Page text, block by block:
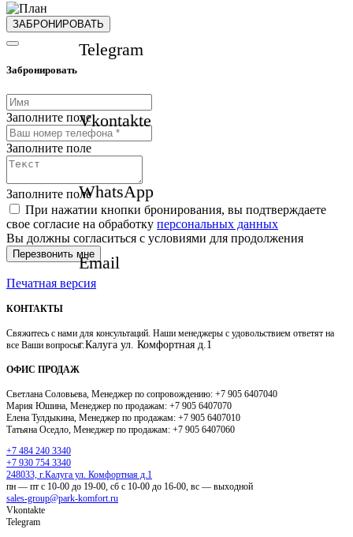
Telegram
Vkontakte
WhatsApp
Email
г.Калуга ул. Комфортная д.1
ЗАБРОНИРОВАТЬ
Забронировать
Заполните поле
Заполните поле
Заполните поле
При нажатии кнопки бронирования, вы подтверждаете
свое согласие на обработку персональных данных
Вы должны согласиться с условиями для продолжения
Перезвонить мне
Печатная версия
КОНТАКТЫ
Свяжитесь с нами для консультаций. Наши менеджеры с удовольствием ответят на
все Ваши вопросы
ОФИС ПРОДАЖ
Светлана Соловьева, Менеджер по сопровождению: +7 905 6407040
Мария Юшина, Менеджер по продажам: +7 905 6407070
Елена Тулдыкина, Менеджер по продажам: +7 905 6407010
Татьяна Оседло, Менеджер по продажам: +7 905 6407060
+7 484 240 3340
+7 930 754 3340
248033, г.Калуга ул. Комфортная д.1
пн — пт с 10-00 до 19-00, сб с 10-00 до 16-00, вс — выходной
sales-group@park-komfort.ru
Vkontakte
Telegram